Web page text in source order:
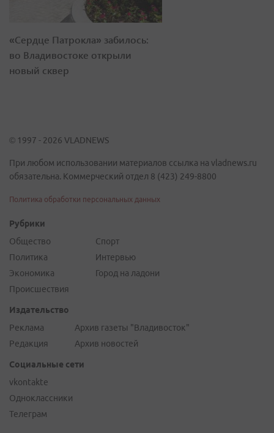
«Сердце Патрокла» забилось:
во Владивостоке открыли
новый сквер
© 1997 - 2026 VLADNEWS
При любом использовании материалов ссылка на vladnews.ru
обязательна. Коммерческий отдел 8 (423) 249-8800
Политика обработки персональных данных
Рубрики
Общество
Политика
Экономика
Происшествия
Спорт
Интервью
Город на ладони
Издательство
Реклама
Редакция
Архив газеты "Владивосток"
Архив новостей
Социальные сети
vkontakte
Одноклассники
Телеграм